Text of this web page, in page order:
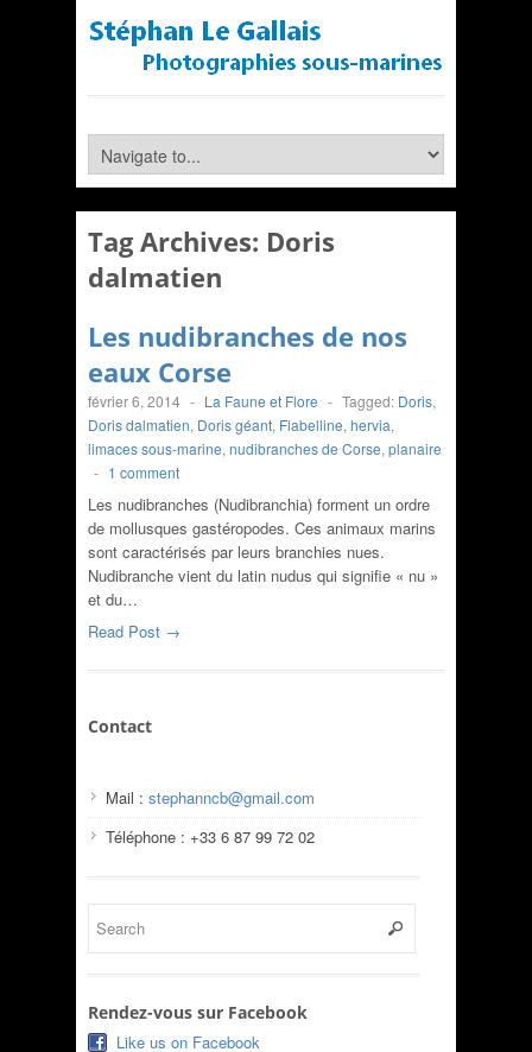
Tag Archives: Doris
dalmatien
Les nudibranches de nos
eaux Corse
février 6, 2014 - La Faune et Flore - Tagged: Doris,
Doris dalmatien, Doris géant, Flabelline, hervia,
limaces sous-marine, nudibranches de Corse, planaire
- 1 comment
Les nudibranches (Nudibranchia) forment un ordre
de mollusques gastéropodes. Ces animaux marins
sont caractérisés par leurs branchies nues.
Nudibranche vient du latin nudus qui signifie « nu »
et du…
Read Post →
Contact
Mail : stephanncb@gmail.com
Téléphone : +33 6 87 99 72 02
Rendez-vous sur Facebook
Like us on Facebook